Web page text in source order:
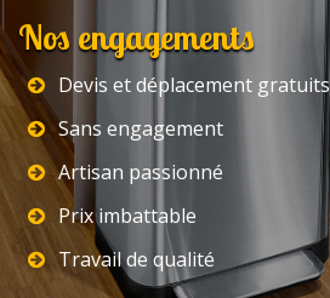
Nos engagements
Devis et déplacement gratuits
Sans engagement
Artisan passionné
Prix imbattable
Travail de qualité